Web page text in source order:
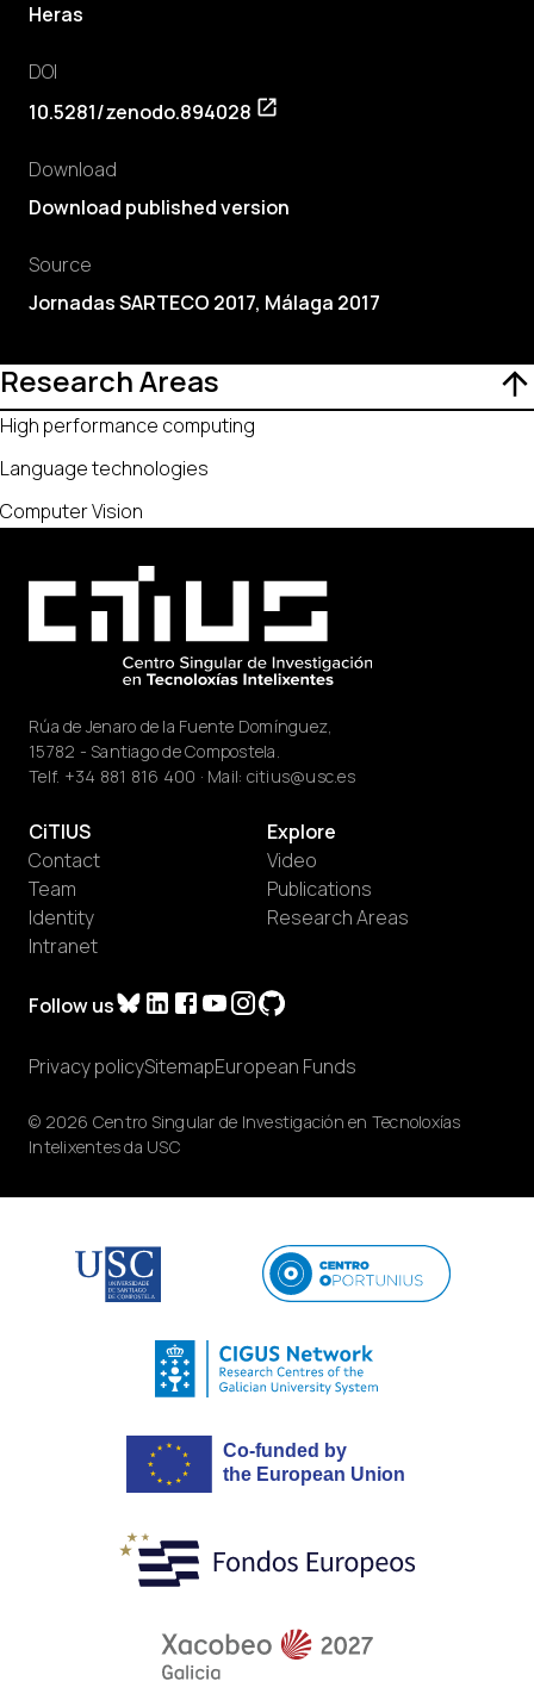
Heras
DOI
10.5281/zenodo.894028
Download
Download published version
Source
Jornadas SARTECO 2017, Málaga 2017
Research Areas
High performance computing
Language technologies
Computer Vision
Rúa de Jenaro de la Fuente Domínguez,
15782 - Santiago de Compostela.
Telf. +34 881 816 400 · Mail: citius@usc.es
Follow us
CiTIUS
Contact
Team
Identity
Intranet
Explore
Video
Publications
Research Areas
© 2026 Centro Singular de Investigación en Tecnoloxías
Intelixentes da USC
Privacy policySitemapEuropean Funds